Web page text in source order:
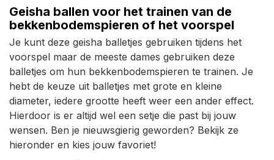
Geisha ballen voor het trainen van de
bekkenbodemspieren of het voorspel
Je kunt deze geisha balletjes gebruiken tijdens het
voorspel maar de meeste dames gebruiken deze
balletjes om hun bekkenbodemspieren te trainen. Je
hebt de keuze uit balletjes met grote en kleine
diameter, iedere grootte heeft weer een ander effect.
Hierdoor is er altijd wel een setje die past bij jouw
wensen. Ben je nieuwsgierig geworden? Bekijk ze
hieronder en kies jouw favoriet!